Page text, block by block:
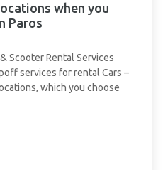
when you
Paros
Scooter Rental Services
services for rental Cars –
which you choose